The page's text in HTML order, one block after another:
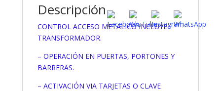
Descripción
CONTROL ACCESO METALICO INCLUYE
TRANSFORMADOR.
– OPERACIÓN EN PUERTAS, PORTONES Y
BARRERAS.
– ACTIVACIÓN VIA TARJETAS O CLAVE